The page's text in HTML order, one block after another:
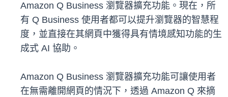
Amazon Q Business 瀏覽器擴充功能。現在，所
有 Q Business 使用者都可以提升瀏覽器的智慧程
度，並直接在其網頁中獲得具有情境感知功能的生
成式 AI 協助。
Amazon Q Business 瀏覽器擴充功能可讓使用者
在無需離開網頁的情況下，透過 Amazon Q 來摘